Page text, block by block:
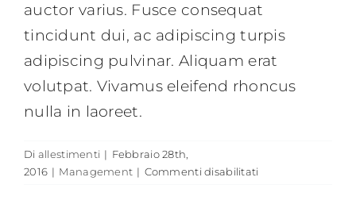
auctor varius. Fusce consequat
tincidunt dui, ac adipiscing turpis
adipiscing pulvinar. Aliquam erat
volutpat. Vivamus eleifend rhoncus
nulla in laoreet.
Di allestimenti | Febbraio 28th,
2016 | Management | Commenti disabilitati